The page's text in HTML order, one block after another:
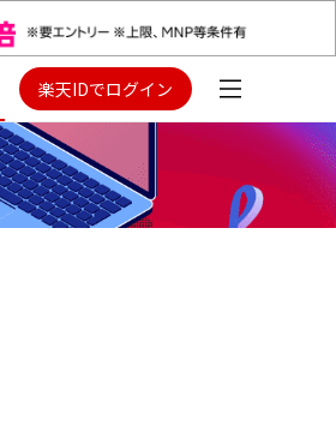
楽天IDでログイン